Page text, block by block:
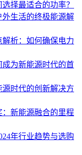
择最适合的功率？
生活的终极能源解
析：如何确保电力
为新能源时代的首
时代的创新解决方
新能源融合的里程
年行业趋势与选购